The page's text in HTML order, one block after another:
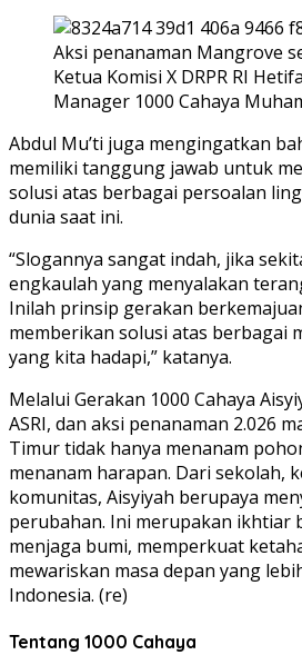
Aksi penanaman Mangrove
Ketua Komisi X DRPR RI
Manager 1000 Cahaya
Abdul Mu’ti juga mengingatkan
memiliki tanggung jawab untuk
solusi atas berbagai persoalan
dunia saat ini.
“Slogannya sangat indah, jika
engkaulah yang menyalakan
Inilah prinsip gerakan
memberikan solusi atas berbagai
yang kita hadapi,” katanya.
Melalui Gerakan 1000 Cahaya
ASRI, dan aksi penanaman 2.026
Timur tidak hanya menanam
menanam harapan. Dari sekolah,
komunitas, Aisyiyah berupaya
perubahan. Ini merupakan ikhtiar
menjaga bumi, memperkuat
mewariskan masa depan yang
Indonesia. (re)
Tentang 1000 Cahaya